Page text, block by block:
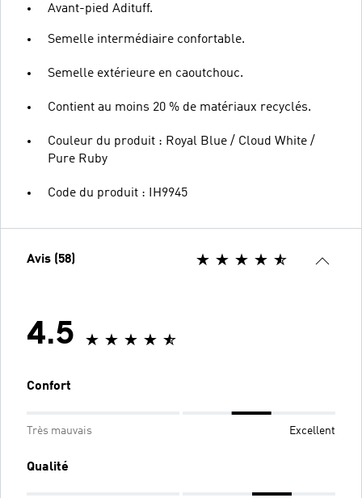
Avant-pied Adituff.
Semelle intermédiaire confortable.
Semelle extérieure en caoutchouc.
Contient au moins 20 % de matériaux recyclés.
Couleur du produit : Royal Blue / Cloud White /
Pure Ruby
Code du produit : IH9945
Avis (58)
4.5
Confort
Très mauvais Excellent
Qualité